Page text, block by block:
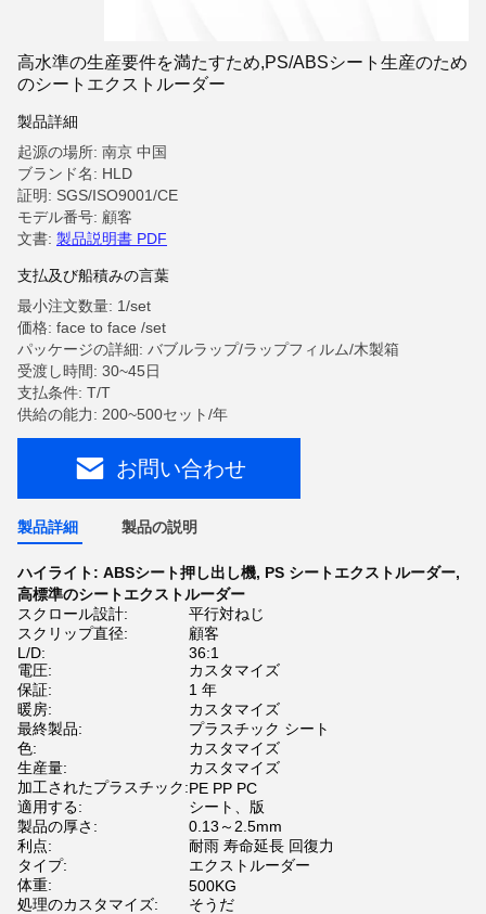
高水準の生産要件を満たすため,PS/ABSシート生産のため
のシートエクストルーダー
製品詳細
起源の場所: 南京 中国
ブランド名: HLD
証明: SGS/ISO9001/CE
モデル番号: 顧客
文書: 製品説明書 PDF
支払及び船積みの言葉
最小注文数量: 1/set
価格: face to face /set
パッケージの詳細: バブルラップ/ラップフィルム/木製箱
受渡し時間: 30~45日
支払条件: T/T
供給の能力: 200~500セット/年
お問い合わせ
製品詳細 製品の説明
ハイライト: ABSシート押し出し機, PS シートエクストルーダー,
高標準のシートエクストルーダー
スクロール設計:
平行対ねじ
スクリップ直径:
顧客
L/D:
36:1
電圧:
カスタマイズ
保証:
1 年
暖房:
カスタマイズ
最終製品:
プラスチック シート
色:
カスタマイズ
生産量:
カスタマイズ
加工されたプラスチック:PE PP PC
適用する:
シート、版
製品の厚さ:
0.13～2.5mm
利点:
耐雨 寿命延長 回復力
タイプ:
エクストルーダー
体重:
500KG
処理のカスタマイズ:
そうだ